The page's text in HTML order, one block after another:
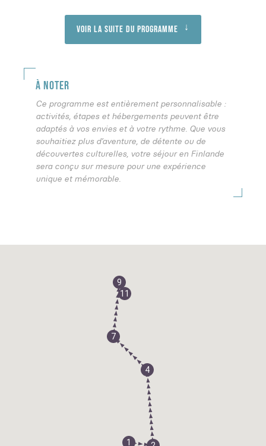
Voir la suite du programme
À NOTER
Ce programme est entièrement personnalisable :
activités, étapes et hébergements peuvent être
adaptés à vos envies et à votre rythme. Que vous
souhaitiez plus d’aventure, de détente ou de
découvertes culturelles, votre séjour en Finlande
sera conçu sur mesure pour une expérience
unique et mémorable.
1
4
7
9
11